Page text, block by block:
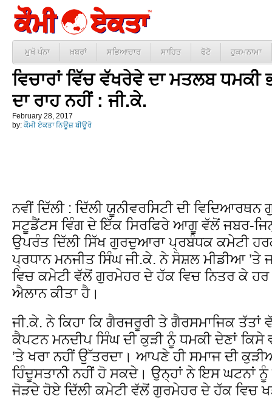
ਮੁਖੱ ਪੰਨਾ ਖ਼ਬਰਾਂ ਸਭਿਆਚਾਰ ਸਾਹਿਤ ਫੋਟੋ ਹੁਕਮਨਾਮਾ
ਵਿਚਾਰਾਂ ਵਿੱਚ ਵੱਖਰੇਵੇ ਦਾ ਮਤਲਬ ਧਮਕੀ
ਦਾ ਰਾਹ ਨਹੀਂ : ਜੀ.ਕੇ.
February 28, 2017
by: ਕੌਮੀ ਏਕਤਾ ਨਿਊਜ਼ ਬੀਊਰੋ
ਨਵੀਂ ਦਿੱਲੀ : ਦਿੱਲੀ ਯੂਨੀਵਰਸਿਟੀ ਦੀ
ਸਟੂਡੈਂਟਸ ਵਿੰਗ ਦੇ ਇੱਕ ਸਿਰਫਿਰੇ ਆਗੂ ਵੱਲੋਂ ਜਬਰ-
ਉਪਰੰਤ ਦਿੱਲੀ ਸਿੱਖ ਗੁਰਦੁਆਰਾ ਪ੍ਰਬੰਧਕ ਕਮੇਟੀ
ਪ੍ਰਧਾਨ ਮਨਜੀਤ ਸਿੰਘ ਜੀ.ਕੇ. ਨੇ ਸੋਸ਼ਲ ਮੀਡੀਆ ’ਤੇ
ਵਿਚ ਕਮੇਟੀ ਵੱਲੋਂ ਗੁਰਮੇਹਰ ਦੇ ਹੱਕ ਵਿਚ ਨਿਤਰ ਕੇ
ਐਲਾਨ ਕੀਤਾ ਹੈ।
ਜੀ.ਕੇ. ਨੇ ਕਿਹਾ ਕਿ ਗੈਰਜਰੂਰੀ ਤੇ ਗੈਰਸਮਾਜਿਕ ਤੱਤਾਂ
ਕੈਪਟਨ ਮਨਦੀਪ ਸਿੰਘ ਦੀ ਕੁੜੀ ਨੂੰ ਧਮਕੀ ਦੇਣਾਂ ਕਿਸੇ
’ਤੇ ਖਰਾ ਨਹੀਂ ਉੱਤਰਦਾ। ਆਪਣੇ ਹੀ ਸਮਾਜ ਦੀ
ਹਿੰਦੂਸਤਾਨੀ ਨਹੀਂ ਹੋ ਸਕਦੇ। ਉਨ੍ਹਾਂ ਨੇ ਇਸ ਘਟਨਾਂ
ਜੋੜਦੇ ਹੋਏ ਦਿੱਲੀ ਕਮੇਟੀ ਵੱਲੋਂ ਗੁਰਮੇਹਰ ਦੇ ਹੱਕ ਵਿਚ